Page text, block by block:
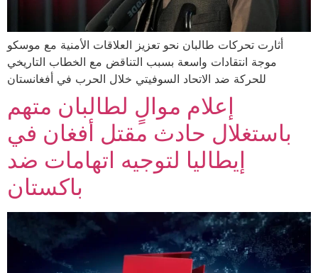
أثارت تحركات طالبان نحو تعزيز العلاقات الأمنية مع موسكو
موجة انتقادات واسعة بسبب التناقض مع الخطاب التاريخي
للحركة ضد الاتحاد السوفيتي خلال الحرب في أفغانستان
إعلام موالٍ لطالبان متهم
باستغلال حادث مقتل أفغان في
إيطاليا لتوجيه اتهامات ضد
باكستان